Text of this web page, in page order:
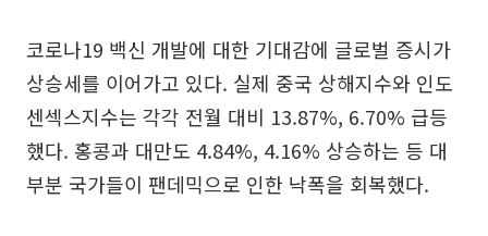
코로나19 백신 개발에 대한 기대감에 글로벌 증시가
상승세를 이어가고 있다. 실제 중국 상해지수와 인도
센섹스지수는 각각 전월 대비 13.87%, 6.70% 급등
했다. 홍콩과 대만도 4.84%, 4.16% 상승하는 등 대
부분 국가들이 팬데믹으로 인한 낙폭을 회복했다.